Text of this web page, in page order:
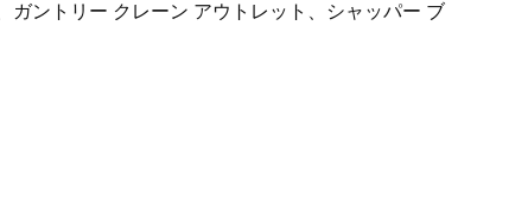
ントリー クレーン アウトレット、シャッパー ブ